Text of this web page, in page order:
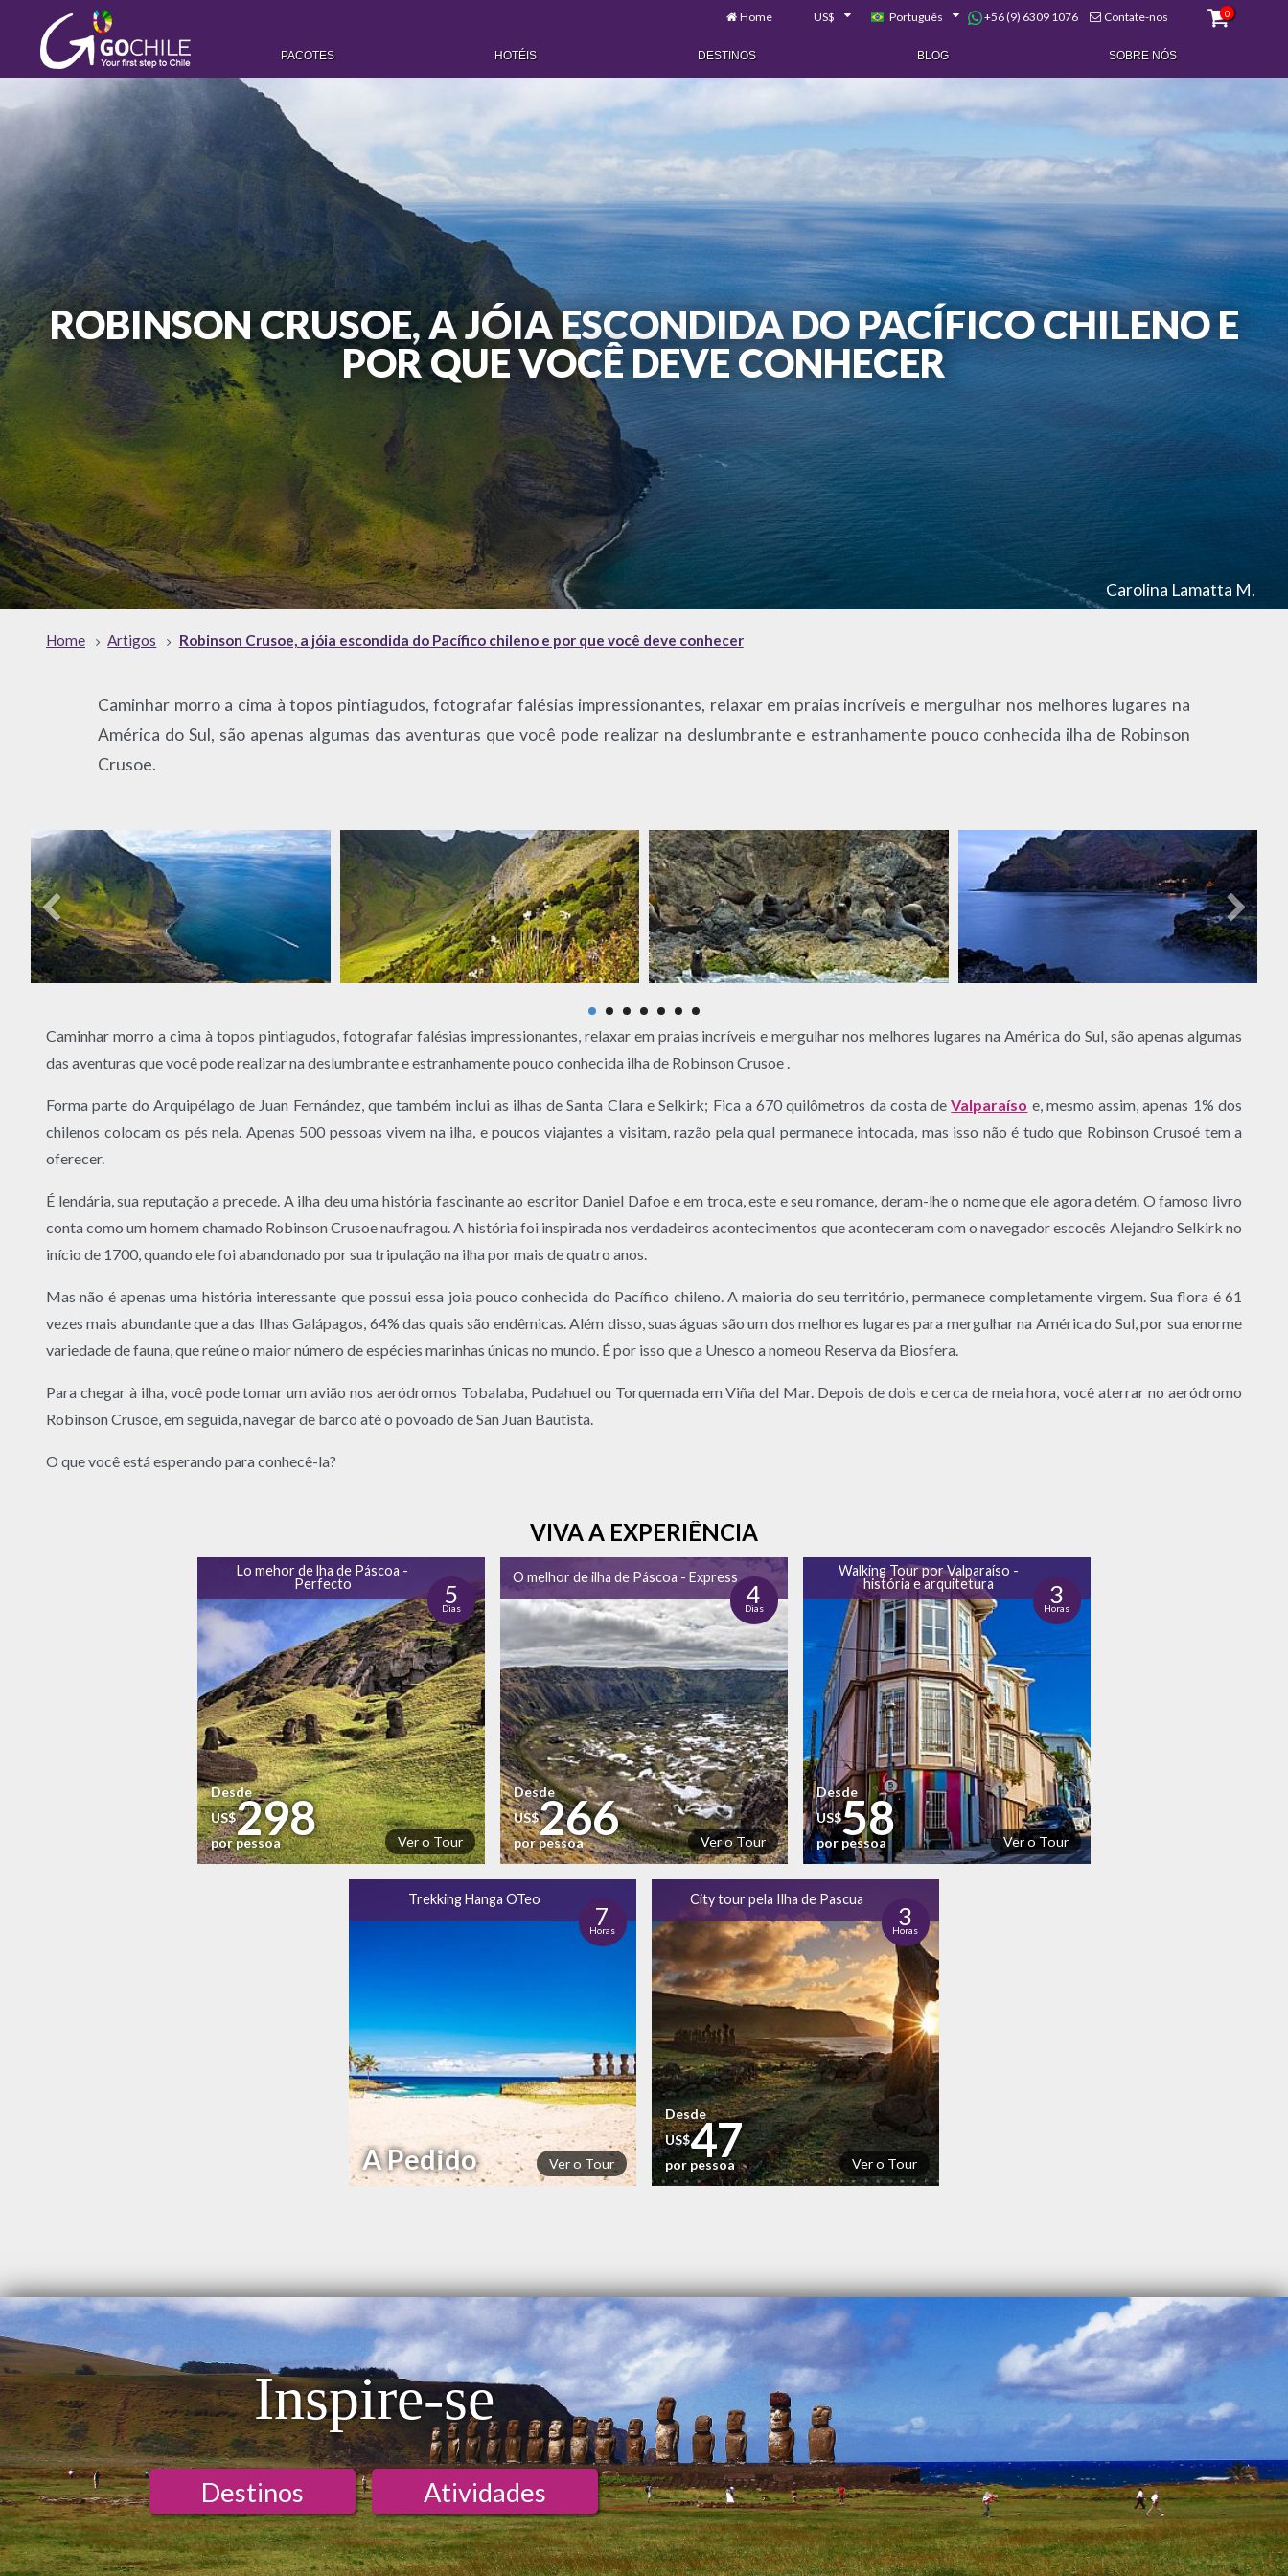
Home US$ Português +56 (9) 6309 1076 Contate-nos 0
PACOTES HOTÉIS DESTINOS BLOG SOBRE NÓS
ROBINSON CRUSOE, A JÓIA ESCONDIDA DO PACÍFICO CHILENO E
POR QUE VOCÊ DEVE CONHECER
Carolina Lamatta M.
Home Artigos Robinson Crusoe, a jóia escondida do Pacífico chileno e por que você deve conhecer
Caminhar morro a cima à topos pintiagudos, fotografar falésias impressionantes, relaxar em praias incríveis e mergulhar nos melhores lugares na
América do Sul, são apenas algumas das aventuras que você pode realizar na deslumbrante e estranhamente pouco conhecida ilha de Robinson
Crusoe.
Caminhar morro a cima à topos pintiagudos, fotografar falésias impressionantes, relaxar em praias incríveis e mergulhar nos melhores lugares na América do Sul, são apenas algumas
das aventuras que você pode realizar na deslumbrante e estranhamente pouco conhecida ilha de Robinson Crusoe .
Forma parte do Arquipélago de Juan Fernández, que também inclui as ilhas de Santa Clara e Selkirk; Fica a 670 quilômetros da costa deValparaíso e, mesmo assim, apenas 1% dos
chilenos colocam os pés nela. Apenas 500 pessoas vivem na ilha, e poucos viajantes a visitam, razão pela qual permanece intocada, mas isso não é tudo que Robinson Crusoé tem a
oferecer.
É lendária, sua reputação a precede. A ilha deu uma história fascinante ao escritor Daniel Dafoe e em troca, este e seu romance, deram-lhe o nome que ele agora detém. O famoso livro
conta como um homem chamado Robinson Crusoe naufragou. A história foi inspirada nos verdadeiros acontecimentos que aconteceram com o navegador escocês Alejandro Selkirk no
início de 1700, quando ele foi abandonado por sua tripulação na ilha por mais de quatro anos.
Mas não é apenas uma história interessante que possui essa joia pouco conhecida do Pacífico chileno. A maioria do seu território, permanece completamente virgem. Sua flora é 61
vezes mais abundante que a das Ilhas Galápagos, 64% das quais são endêmicas. Além disso, suas águas são um dos melhores lugares para mergulhar na América do Sul, por sua enorme
variedade de fauna, que reúne o maior número de espécies marinhas únicas no mundo. É por isso que a Unesco a nomeou Reserva da Biosfera.
Para chegar à ilha, você pode tomar um avião nos aeródromos Tobalaba, Pudahuel ou Torquemada em Viña del Mar. Depois de dois e cerca de meia hora, você aterrar no aeródromo
Robinson Crusoe, em seguida, navegar de barco até o povoado de San Juan Bautista.
O que você está esperando para conhecê-la?
VIVA A EXPERIÊNCIA
Lo mehor de lha de Páscoa -
Perfecto
5
Dias
Ver o Tour
Desde
US$298
por pessoa
O melhor de ilha de Páscoa - Express
4
Dias
Ver o Tour
Desde
US$266
por pessoa
Walking Tour por Valparaíso -
história e arquitetura
3
Horas
Ver o Tour
Desde
US$58
por pessoa
Trekking Hanga OTeo
7
Horas
Ver o Tour
A Pedido
City tour pela Ilha de Pascua
3
Horas
Ver o Tour
Desde
US$47
por pessoa
Inspire-se
Destinos Atividades